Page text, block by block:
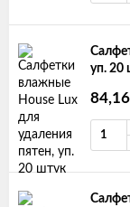
уп. 20
84,16